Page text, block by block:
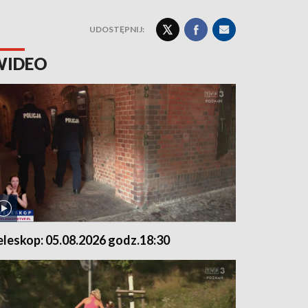
UDOSTĘPNIJ:
05.08.2026 godz.18:30